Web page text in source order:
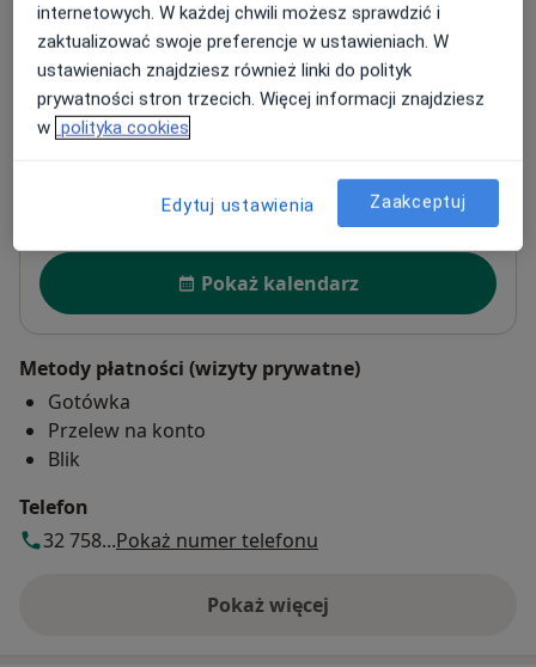
"Neuro-Logo" Gabinet Logopedyczny i
Wspierania Neurorozwoju
Szpitalna 9a/1,Wejście od strony Odeon, 41-250
Czeladź
Powiększ mapęotwiera się w nowej karcie
Dostępność
Pokaż kalendarz
Metody płatności (wizyty prywatne)
Gotówka
Przelew na konto
Blik
Telefon
32 758...Pokaż numer telefonu
Pokaż więcej
o adresie
internetowych. W każdej chwili możesz sprawdzić i
zaktualizować swoje preferencje w ustawieniach. W
ustawieniach znajdziesz również linki do polityk
prywatności stron trzecich. Więcej informacji znajdziesz
w polityka cookies
Edytuj ustawienia Zaakceptuj